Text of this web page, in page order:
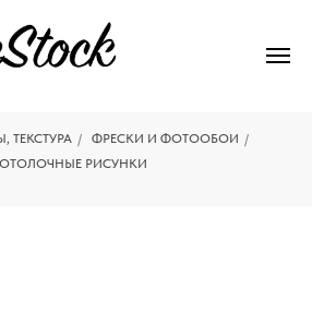
/ ФРЕСКИ И ФОТООБОИ /
РИСУНКИ